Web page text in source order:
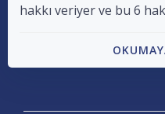
hakkı veriyer ve bu 6